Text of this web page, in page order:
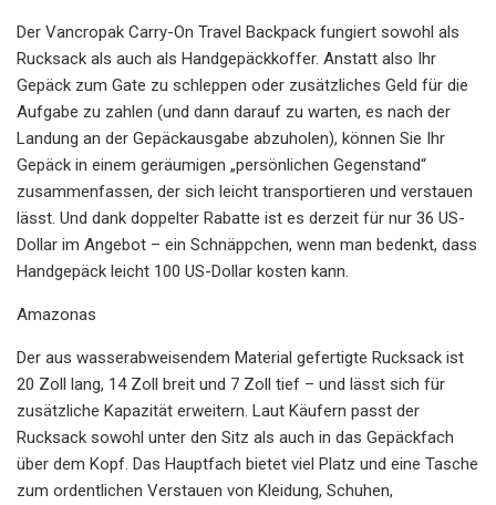
Der Vancropak Carry-On Travel Backpack fungiert sowohl als
Rucksack als auch als Handgepäckkoffer. Anstatt also Ihr
Gepäck zum Gate zu schleppen oder zusätzliches Geld für die
Aufgabe zu zahlen (und dann darauf zu warten, es nach der
Landung an der Gepäckausgabe abzuholen), können Sie Ihr
Gepäck in einem geräumigen „persönlichen Gegenstand“
zusammenfassen, der sich leicht transportieren und verstauen
lässt. Und dank doppelter Rabatte ist es derzeit für nur 36 US-
Dollar im Angebot – ein Schnäppchen, wenn man bedenkt, dass
Handgepäck leicht 100 US-Dollar kosten kann.
Amazonas
Der aus wasserabweisendem Material gefertigte Rucksack ist
20 Zoll lang, 14 Zoll breit und 7 Zoll tief – und lässt sich für
zusätzliche Kapazität erweitern. Laut Käufern passt der
Rucksack sowohl unter den Sitz als auch in das Gepäckfach
über dem Kopf. Das Hauptfach bietet viel Platz und eine Tasche
zum ordentlichen Verstauen von Kleidung, Schuhen,